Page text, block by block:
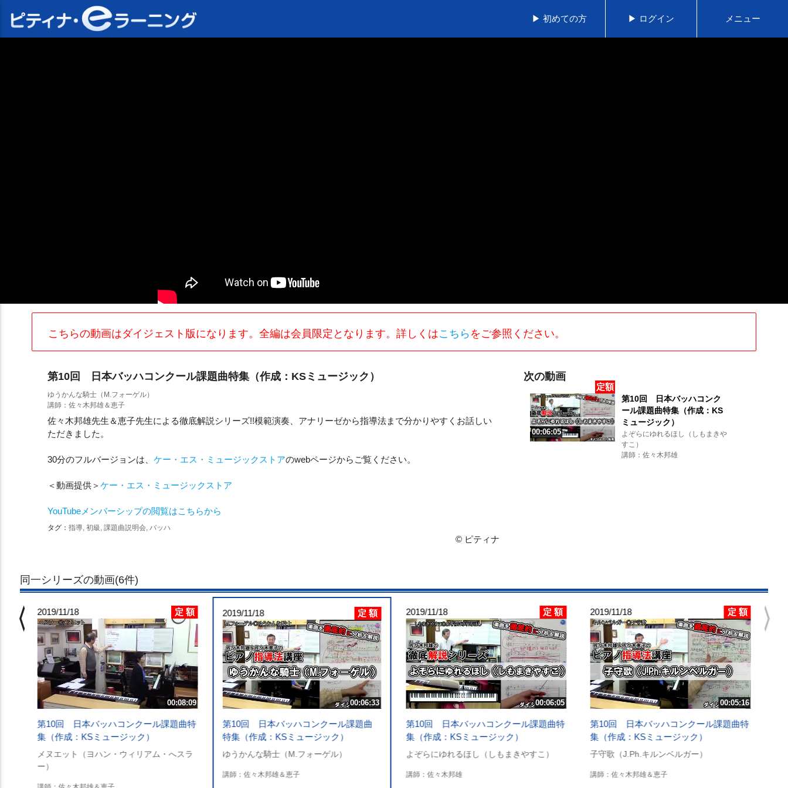
▶ 初めての方 ▶ ログイン メニュー
こちらの動画はダイジェスト版になります。全編は会員限定となります。詳しくはこちら をご参照ください。
第10回 日本バッハコンクール課題曲特集（作成：KSミュージック）
ゆうかんな騎士（M.フォーゲル）
講師：佐々木邦雄＆恵子
佐々木邦雄先生＆恵子先生による徹底解説シリーズ!!模範演奏、アナリーゼから指導法まで分かりやすくお話しい
ただきました。
30分のフルバージョンは、 ケー・エス・ミュージックストアのwebページからご覧ください。
＜動画提供＞ ケー・エス・ミュージックストア
YouTubeメンバーシップの閲覧はこちらから
タグ： 指導, 初級, 課題曲説明会, バッハ
© ピティナ
次の動画
定額
00:06:05
第10回 日本バッハコンク
ール課題曲特集（作成：KS
ミュージック）
よぞらにゆれるほし（しもまきや
すこ）
講師：佐々木邦雄
同一シリーズの動画(6件)
2019/11/18 定 額
00:08:09
第10回 日本バッハコンクール課題曲特
集（作成：KSミュージック）
メヌエット（ヨハン・ウィリアム・へスラ
ー）
2019/11/18 定 額
00:06:33
第10回 日本バッハコンクール課題曲
特集（作成：KSミュージック）
ゆうかんな騎士（M.フォーゲル）
講師：佐々木邦雄＆恵子
2019/11/18 定 額
00:06:05
第10回 日本バッハコンクール課題曲特
集（作成：KSミュージック）
よぞらにゆれるほし（しもまきやすこ）
講師：佐々木邦雄
2019/11/18 定 額
00:05:16
第10回 日本バッハコンクール課題曲特
集（作成：KSミュージック）
子守歌（J.Ph.キルンベルガー）
講師：佐々木邦雄＆恵子
chevron_left chevron_right